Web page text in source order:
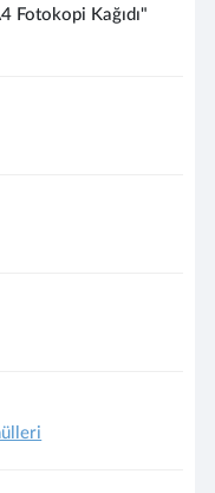
Fotokopi Kağıdı"